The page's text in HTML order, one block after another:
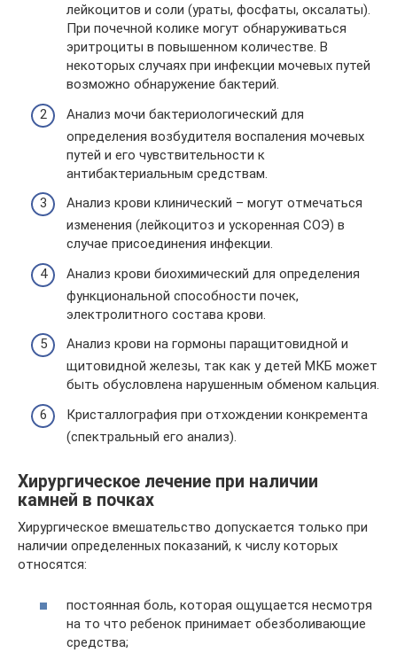
лейкоцитов и соли (ураты, фосфаты, оксалаты).
При почечной колике могут обнаруживаться
эритроциты в повышенном количестве. В
некоторых случаях при инфекции мочевых путей
возможно обнаружение бактерий.
Анализ мочи бактериологический для
определения возбудителя воспаления мочевых
путей и его чувствительности к
антибактериальным средствам.
Анализ крови клинический – могут отмечаться
изменения (лейкоцитоз и ускоренная СОЭ) в
случае присоединения инфекции.
Анализ крови биохимический для определения
функциональной способности почек,
электролитного состава крови.
Анализ крови на гормоны паращитовидной и
щитовидной железы, так как у детей МКБ может
быть обусловлена нарушенным обменом кальция.
Кристаллография при отхождении конкремента
(спектральный его анализ).
Хирургическое лечение при наличии
камней в почках
Хирургическое вмешательство допускается только при
наличии определенных показаний, к числу которых
относятся:
постоянная боль, которая ощущается несмотря
на то что ребенок принимает обезболивающие
средства;